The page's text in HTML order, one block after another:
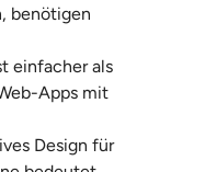
benötigen
einfacher als
Apps mit
Design für